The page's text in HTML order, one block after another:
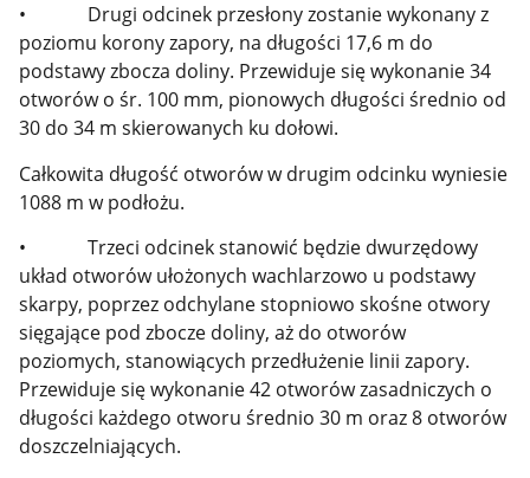
• Drugi odcinek przesłony zostanie wykonany z
poziomu korony zapory, na długości 17,6 m do
podstawy zbocza doliny. Przewiduje się wykonanie 34
otworów o śr. 100 mm, pionowych długości średnio od
30 do 34 m skierowanych ku dołowi.
Całkowita długość otworów w drugim odcinku wyniesie
1088 m w podłożu.
• Trzeci odcinek stanowić będzie dwurzędowy
układ otworów ułożonych wachlarzowo u podstawy
skarpy, poprzez odchylane stopniowo skośne otwory
sięgające pod zbocze doliny, aż do otworów
poziomych, stanowiących przedłużenie linii zapory.
Przewiduje się wykonanie 42 otworów zasadniczych o
długości każdego otworu średnio 30 m oraz 8 otworów
doszczelniających.